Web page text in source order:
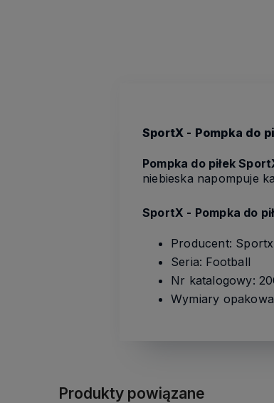
SportX - Pompka do
Pompka do piłek
niebieska napompuje
SportX - Pompka do
Producent: Sportx
Seria: Football
Nr katalogowy:
Wymiary
Produkty powiązane